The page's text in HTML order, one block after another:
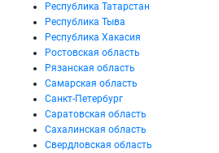
Республика Татарстан
Республика Тыва
Республика Хакасия
Ростовская область
Рязанская область
Самарская область
Санкт-Петербург
Саратовская область
Сахалинская область
Свердловская область